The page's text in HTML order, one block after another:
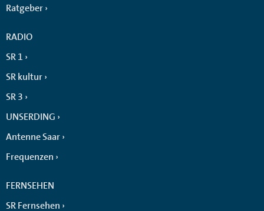
Ratgeber
RADIO
SR 1
SR kultur
SR 3
UNSERDING
Antenne Saar
Frequenzen
FERNSEHEN
SR Fernsehen